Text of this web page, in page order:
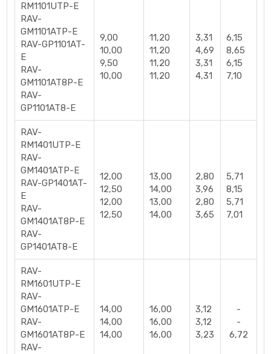
RM1101UTP-E
RAV-
GM1101ATP-E
RAV-GP1101AT-
E
RAV-
GM1101AT8P-E
RAV-
GP1101AT8-E
9,00
10,00
9,50
10,00
11,20
11,20
11,20
11,20
3,31
4,69
3,31
4,31
6,15
8,65
6,15
7,10
RAV-
RM1401UTP-E
RAV-
GM1401ATP-E
RAV-GP1401AT-
E
RAV-
GM1401AT8P-E
RAV-
GP1401AT8-E
12,00
12,50
12,00
12,50
13,00
14,00
13,00
14,00
2,80
3,96
2,80
3,65
5,71
8,15
5,71
7,01
RAV-
RM1601UTP-E
RAV-
GM1601ATP-E
RAV-
GM1601AT8P-E
RAV-
14,00
14,00
14,00
16,00
16,00
16,00
3,12
3,12
3,23
-
-
6,72
Objevte řešení příjemně klimatizované místnosti
s klimatizacemi TOSHIBA. Přečtěte si naší případovou studii:
Klimatizace do kanceláře
Technický list RAV-RM561UTP-E, RAV-GM561ATP-E
1.10 MB
Technický list RAV-RM901UTP-E, RAV-GM901ATP-E
Technický list RAV-RM1101UTP-E, RAV-GM1101AT8P-E
pdf 1.10 MB
Technický list RAV-RM1101UTP-E, RAV-GM1101ATP-E
pdf
Technický list RAV-RM1401UTP-E, RAV-GM1401AT8P-E
pdf 1.10 MB
Technický list RAV-RM1401UTP-E, RAV-GM1401ATP-E